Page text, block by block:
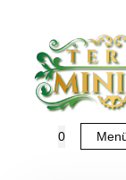
springen
0